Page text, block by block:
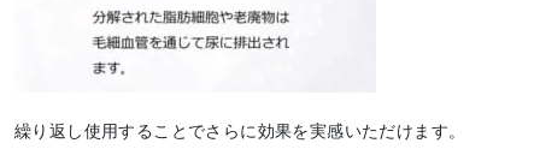
繰り返し使用することでさらに効果を実感いただけます。